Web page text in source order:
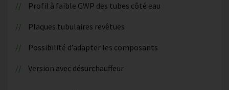
Profil à faible GWP des tubes côté eau
Plaques tubulaires revêtues
Possibilité d’adapter les composants
Version avec désurchauffeur